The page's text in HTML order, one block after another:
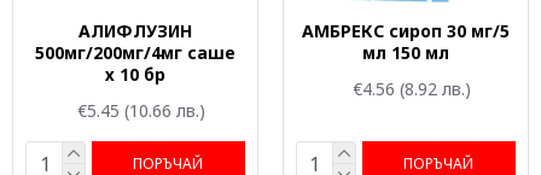
АЛИФЛУЗИН
500мг/200мг/4мг саше
х 10 бр
€5.45 (10.66 лв.)
ПОРЪЧАЙ
АМБРЕКС сироп 30 мг/5
мл 150 мл
€4.56 (8.92 лв.)
ПОРЪЧАЙ